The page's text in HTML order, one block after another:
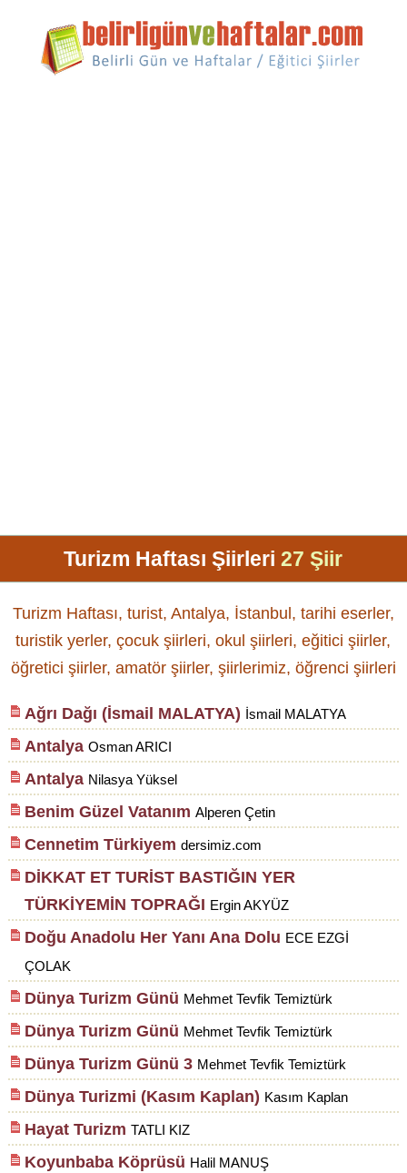
Turizm Haftası Şiirleri27 Şiir
Turizm Haftası, turist, Antalya, İstanbul, tarihi eserler,
turistik yerler, çocuk şiirleri, okul şiirleri, eğitici şiirler,
öğretici şiirler, amatör şiirler, şiirlerimiz, öğrenci şiirleri
Ağrı Dağı (İsmail MALATYA) İsmail MALATYA
Antalya Osman ARICI
Antalya Nilasya Yüksel
Benim Güzel Vatanım Alperen Çetin
Cennetim Türkiyem dersimiz.com
DİKKAT ET TURİST BASTIĞIN YER
TÜRKİYEMİN TOPRAĞI Ergin AKYÜZ
Doğu Anadolu Her Yanı Ana Dolu ECE EZGİ
ÇOLAK
Dünya Turizm Günü Mehmet Tevfik Temiztürk
Dünya Turizm Günü Mehmet Tevfik Temiztürk
Dünya Turizm Günü 3 Mehmet Tevfik Temiztürk
Dünya Turizmi (Kasım Kaplan) Kasım Kaplan
Hayat Turizm TATLI KIZ
Koyunbaba Köprüsü Halil MANUŞ